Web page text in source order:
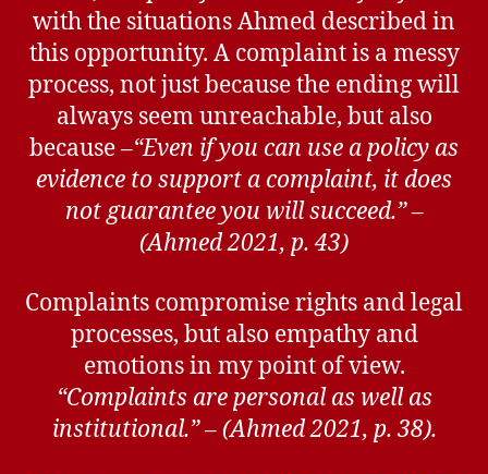
with the situations Ahmed described in
this opportunity. A complaint is a messy
process, not just because the ending will
always seem unreachable, but also
because –“Even if you can use a policy as
evidence to support a complaint, it does
not guarantee you will succeed.” –
(Ahmed 2021, p. 43)
Complaints compromise rights and legal
processes, but also empathy and
emotions in my point of view.
“Complaints are personal as well as
institutional.” – (Ahmed 2021, p. 38).